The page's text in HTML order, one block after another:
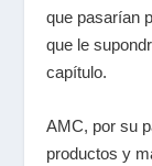
que pasarían
que le
capítulo.
AMC, por su
productos y